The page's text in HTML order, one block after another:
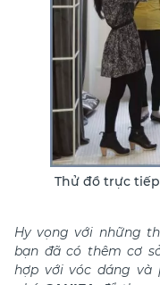
Thử đồ trực
Hy vọng với những
bạn đã có thêm cơ
hợp với vóc dáng và